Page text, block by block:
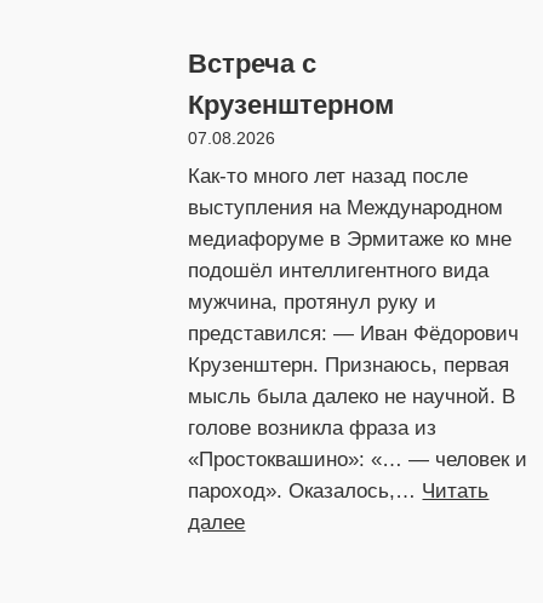
Встреча с
Крузенштерном
07.08.2026
Как-то много лет назад после
выступления на Международном
медиафоруме в Эрмитаже ко мне
подошёл интеллигентного вида
мужчина, протянул руку и
представился: — Иван Фёдорович
Крузенштерн. Признаюсь, первая
мысль была далеко не научной. В
голове возникла фраза из
«Простоквашино»: «… — человек и
пароход». Оказалось,… Читать
далее: